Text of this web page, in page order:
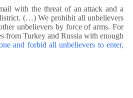
with the threat of an attack and a
(…) We prohibit all unbelievers
unbelievers by force of arms. For
from Turkey and Russia with enough
and forbid all unbelievers to enter,